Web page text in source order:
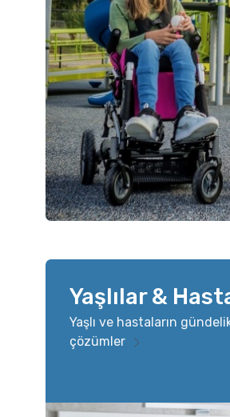
Yaşlılar &
Yaşlı ve hastaların
çözümler